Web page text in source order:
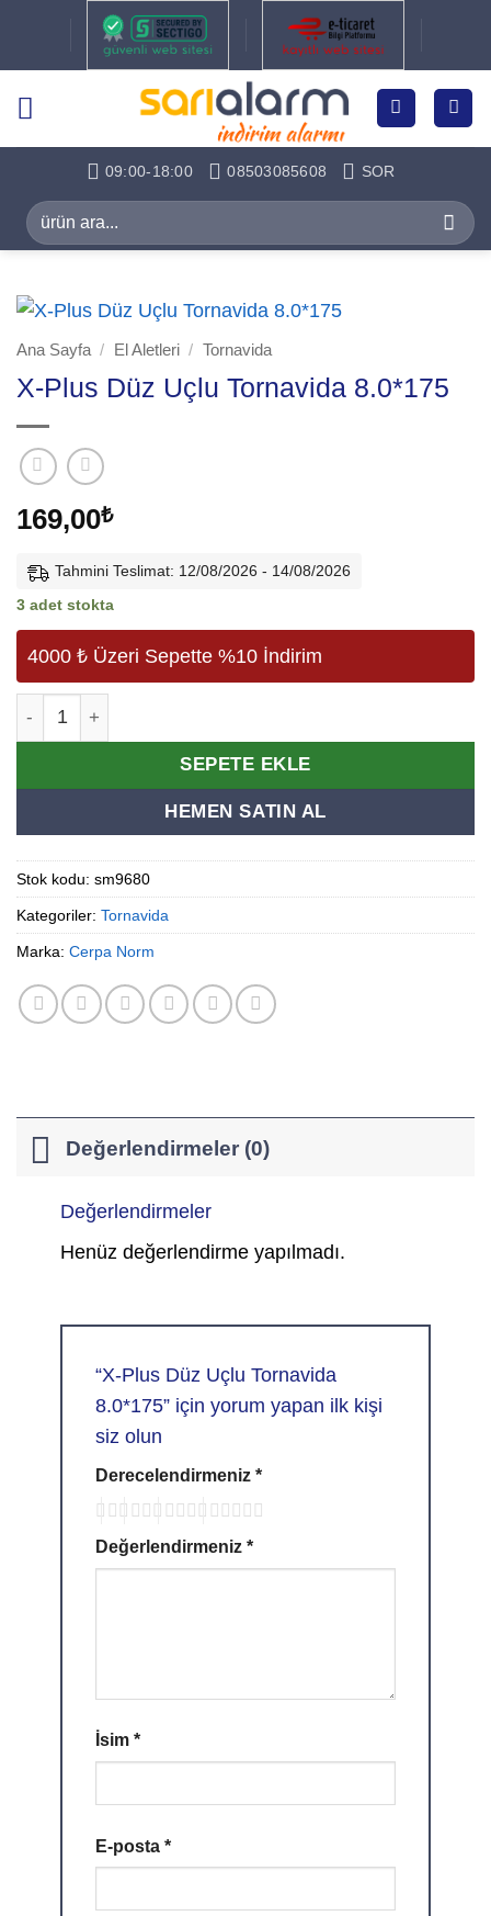
09:00-18:00 08503085608 SOR
Ara:
Ana Sayfa / El Aletleri / Tornavida
X-Plus Düz Uçlu Tornavida 8.0*175
169,00₺
Tahmini Teslimat: 12/08/2026 - 14/08/2026
3 adet stokta
4000 ₺ Üzeri Sepette %10 İndirim
X-Plus Düz Uçlu Tornavida 8.0*175 adet
SEPETE EKLE
HEMEN SATIN AL
Alternative:
Stok kodu: sm9680
Kategoriler: Tornavida
Marka: Cerpa Norm
Değerlendirmeler (0)
Değerlendirmeler
Henüz değerlendirme yapılmadı.
“X-Plus Düz Uçlu Tornavida
8.0*175” için yorum yapan ilk kişi
siz olun
Derecelendirmeniz*
Değerlendirmeniz*
İsim*
E-posta*